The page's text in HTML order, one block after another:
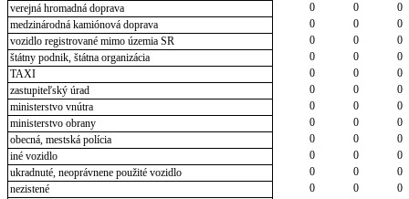
verejná hromadná doprava
0 0
0
medzinárodná kamiónová doprava
0 0
0
vozidlo registrované mimo územia SR
0 0
0
štátny podnik, štátna organizácia
0 0
0
TAXI
0 0
0
zastupiteľský úrad
0 0
0
ministerstvo vnútra
0 0
0
ministerstvo obrany
0 0
0
obecná, mestská polícia
0 0
0
iné vozidlo
0 0
0
ukradnuté, neoprávnene použité vozidlo
0 0
0
nezistené
0 0
0